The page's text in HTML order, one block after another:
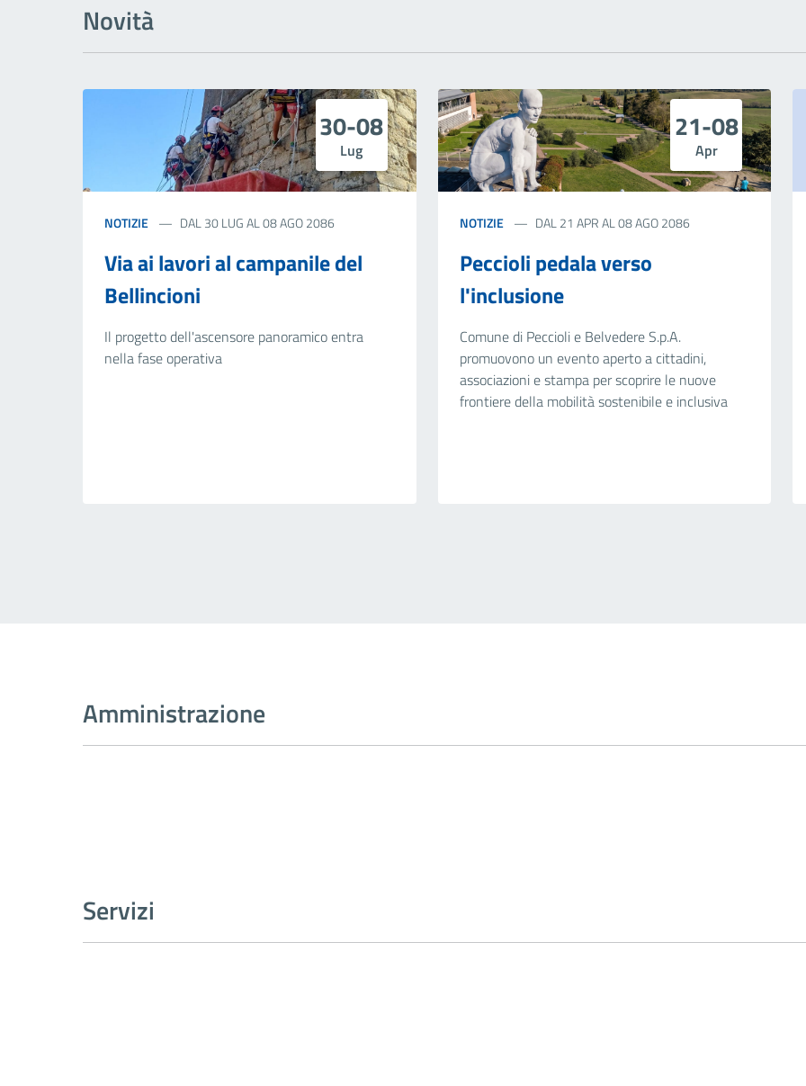
Novità
30-08
Lug
NOTIZIE DAL 30 LUG AL 08 AGO 2086
Via ai lavori al campanile del
Bellincioni
Il progetto dell'ascensore panoramico entra
nella fase operativa
21-08
Apr
NOTIZIE DAL 21 APR AL 08 AGO 2086
Peccioli pedala verso
l'inclusione
Comune di Peccioli e Belvedere S.p.A.
promuovono un evento aperto a cittadini,
associazioni e stampa per scoprire le nuove
frontiere della mobilità sostenibile e inclusiva
Amministrazione
Servizi